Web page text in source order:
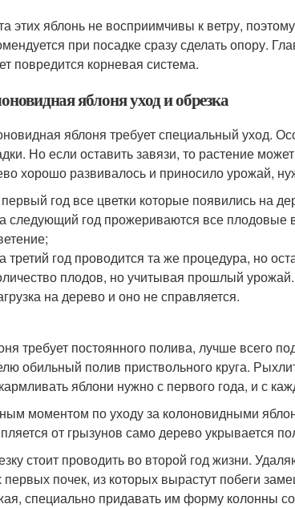
этих яблонь не восприимчивы к ветру,
при посадке сразу сделать опору.
повредится корневая система.
яблоня уход и обрезка
яблоня требует специальный уход.
Но если оставить завязи, то растение
хорошо развивалось и приносило урожай,
год все цветки которые появились на
следующий год прожериваются все плодовые
третий год проводится та же процедура, но
плодов, но учитывая прошлый
на дерево и оно не справляется.
требует постоянного полива, лучше всего
обильный полив приствольного круга.
яблони нужно с первого года, и с
моментом по уходу за колоновидными
от грызунов само дерево укрывается
стоит проводить во второй год жизни.
первых почек, из которых вырастут побеги
специально придавать им форму колонны